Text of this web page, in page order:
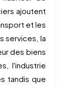
ajoutent
et les
services, la
des biens
l'industrie
tandis que